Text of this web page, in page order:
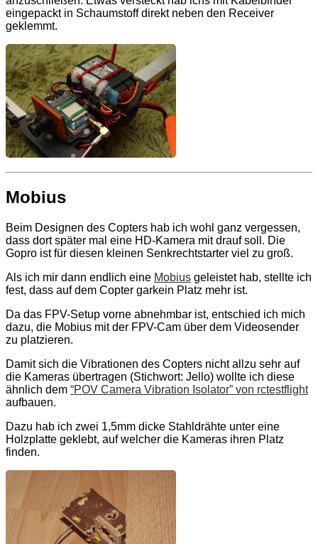
eingepackt in Schaumstoff direkt neben den Receiver
geklemmt.
Mobius
Beim Designen des Copters hab ich wohl ganz vergessen,
dass dort später mal eine HD-Kamera mit drauf soll. Die
Gopro ist für diesen kleinen Senkrechtstarter viel zu groß.
Als ich mir dann endlich eine Mobius geleistet hab, stellte ich
fest, dass auf dem Copter garkein Platz mehr ist.
Da das FPV-Setup vorne abnehmbar ist, entschied ich mich
dazu, die Mobius mit der FPV-Cam über dem Videosender
zu platzieren.
Damit sich die Vibrationen des Copters nicht allzu sehr auf
die Kameras übertragen (Stichwort: Jello) wollte ich diese
ähnlich dem “POV Camera Vibration Isolator” von rctestflight
aufbauen.
Dazu hab ich zwei 1,5mm dicke Stahldrähte unter eine
Holzplatte geklebt, auf welcher die Kameras ihren Platz
finden.